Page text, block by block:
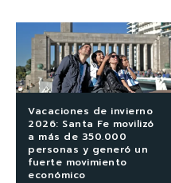
Vacaciones de invierno
2026: Santa Fe movilizó
a más de 350.000
personas y generó un
fuerte movimiento
económico